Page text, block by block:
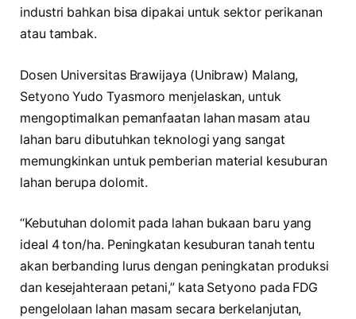
industri bahkan bisa dipakai untuk sektor perikanan
atau tambak.
Dosen Universitas Brawijaya (Unibraw) Malang,
Setyono Yudo Tyasmoro menjelaskan, untuk
mengoptimalkan pemanfaatan lahan masam atau
lahan baru dibutuhkan teknologi yang sangat
memungkinkan untuk pemberian material kesuburan
lahan berupa dolomit.
“Kebutuhan dolomit pada lahan bukaan baru yang
ideal 4 ton/ha. Peningkatan kesuburan tanah tentu
akan berbanding lurus dengan peningkatan produksi
dan kesejahteraan petani,” kata Setyono pada FDG
pengelolaan lahan masam secara berkelanjutan,